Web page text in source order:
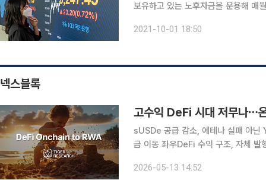
보유하고 있는 노후자금을 운용해 매
2021-10-01 18:50
넥스블록
고수익 DeFi 시대 저무나⋯
sUSDe 공급 감소, 에테나 실패 아닌
금 이동 좌우DeFi 수익 구조, 자체 발행 이자
sUSDe 공급량 감소는 특정 프로토콜
2026-05-13 14:52